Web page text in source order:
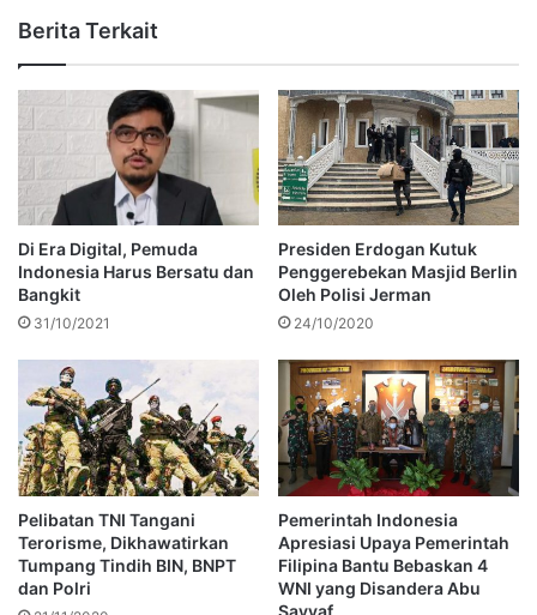
Berita Terkait
Di Era Digital, Pemuda
Indonesia Harus Bersatu dan
Bangkit
31/10/2021
Presiden Erdogan Kutuk
Penggerebekan Masjid Berlin
Oleh Polisi Jerman
24/10/2020
Pelibatan TNI Tangani
Terorisme, Dikhawatirkan
Tumpang Tindih BIN, BNPT
dan Polri
Pemerintah Indonesia
Apresiasi Upaya Pemerintah
Filipina Bantu Bebaskan 4
WNI yang Disandera Abu
Sayyaf